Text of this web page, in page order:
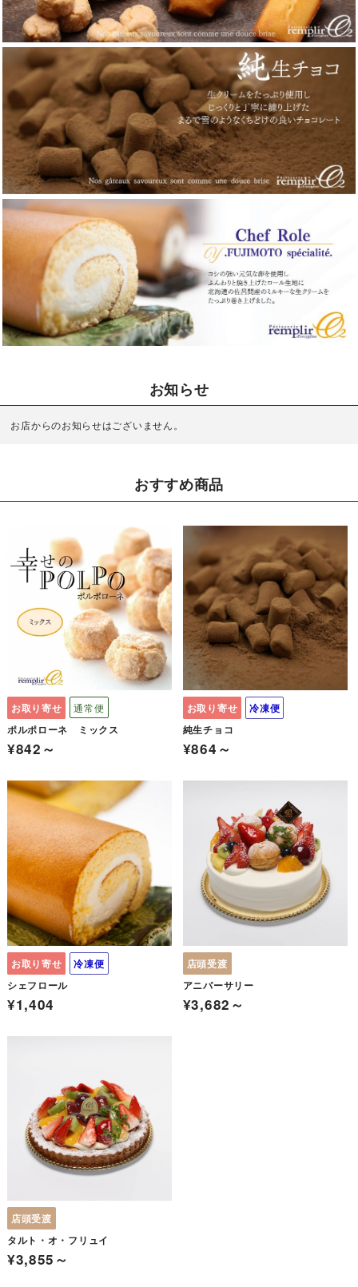
お知らせ
お店からのお知らせはございません。
おすすめ商品
お取り寄せ 通常便
ポルポローネ ミックス
¥842～
お取り寄せ
冷凍便
純生チョコ
¥864～
お取り寄せ
冷凍便
シェフロール
¥1,404
店頭受渡
アニバーサリー
¥3,682～
店頭受渡
タルト・オ・フリュイ
¥3,855～